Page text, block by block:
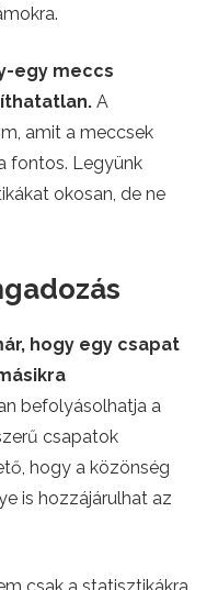
egy meccs
A
amit a meccsek
fontos. Legyünk
okosan, de ne
hogy egy csapat
befolyásolhatja a
csapatok
hogy a közönség
is hozzájárulhat az